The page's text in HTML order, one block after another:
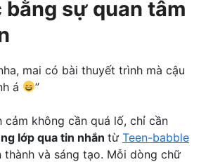
bằng sự quan tâm
mai có bài thuyết trình mà cậu
á
”
cảm không cần quá lố, chỉ cần
lớp qua tin nhắn từ Teen-babble
thành và sáng tạo. Mỗi dòng chữ